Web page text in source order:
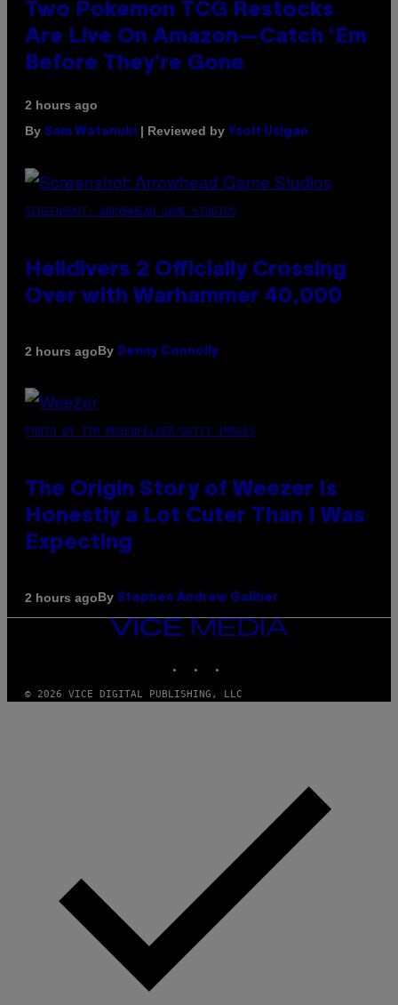
Two Pokemon TCG Restocks
Are Live On Amazon—Catch ‘Em
Before They’re Gone
2 hours ago
By Sam Watanuki | Reviewed by Ysolt Usigan
SCREENSHOT: ARROWHEAD GAME STUDIOS
Helldivers 2 Officially Crossing
Over with Warhammer 40,000
2 hours agoBy Denny Connolly
PHOTO BY TIM MOSENFELDER/GETTY IMAGES
The Origin Story of Weezer Is
Honestly a Lot Cuter Than I Was
Expecting
2 hours agoBy Stephen Andrew Galiher
VICE
MEDIA
© 2026 VICE DIGITAL PUBLISHING, LLC